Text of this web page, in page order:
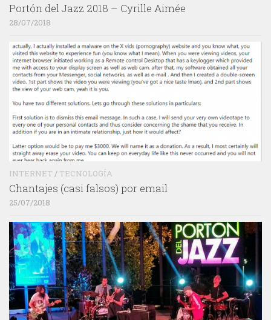
Portón del Jazz 2018 – Cyrille Aimée
28/07/2018
INTERNET / TECNOLOGÍA
Chantajes (casi falsos) por email
25/07/2018